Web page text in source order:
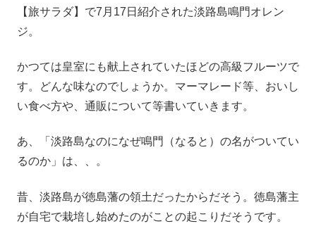
【旅サラダ】で7月17日紹介された淡路島鳴門オレン
ジ。
かつては皇室にも献上されていたほどの高級フルーツで
す。どんな味なのでしょうか。マーマレード等、おいし
い食べ方や、通販について等書いていきます。
あ、「淡路島なのになぜ鳴門（なると）の名がついてい
るのか」は、、。
昔、淡路島が徳島藩の領土だったからだそう。徳島藩主
が自宅で栽培し始めたのがことの起こりだそうです。